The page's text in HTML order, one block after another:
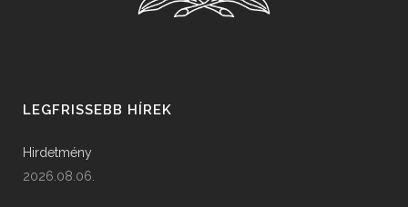
LEGFRISSEBB HÍREK
Hirdetmény
2026.08.06.